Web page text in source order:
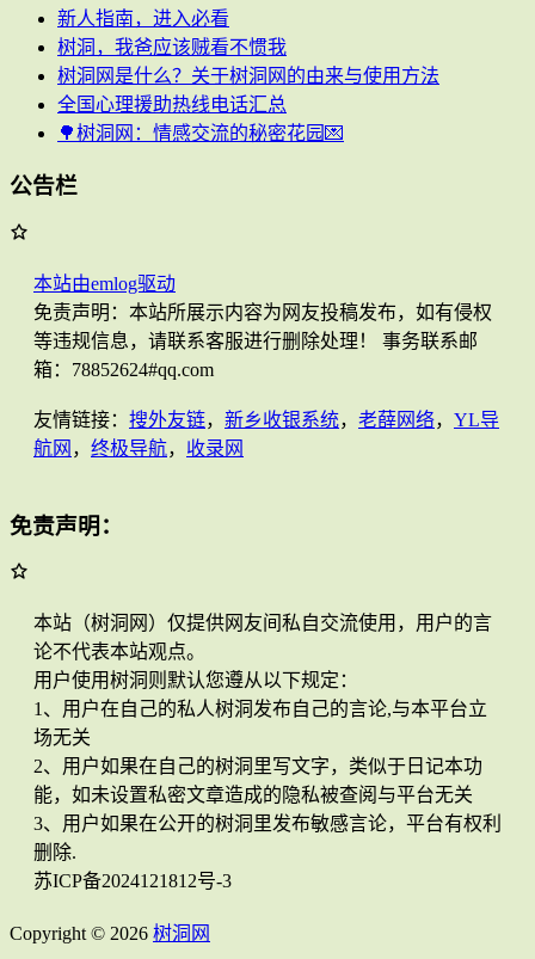
新人指南，进入必看
树洞，我爸应该贼看不惯我
树洞网是什么？关于树洞网的由来与使用方法
全国心理援助热线电话汇总
🌳树洞网：情感交流的秘密花园💌
公告栏
本站由emlog驱动
免责声明：本站所展示内容为网友投稿发布，如有侵权
等违规信息，请联系客服进行删除处理！ 事务联系邮
箱：78852624#qq.com
友情链接： 搜外友链， 新乡收银系统， 老薛网络， YL导
航网 ， 终极导航， 收录网
免责声明：
本站（树洞网）仅提供网友间私自交流使用，用户的言
论不代表本站观点。
用户使用树洞则默认您遵从以下规定：
1、用户在自己的私人树洞发布自己的言论,与本平台立
场无关
2、用户如果在自己的树洞里写文字，类似于日记本功
能，如未设置私密文章造成的隐私被查阅与平台无关
3、用户如果在公开的树洞里发布敏感言论，平台有权利
删除.
苏ICP备2024121812号-3
Copyright © 2026 树洞网